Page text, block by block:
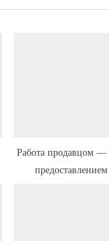
Работа продавцом —